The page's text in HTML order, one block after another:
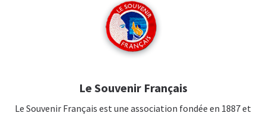
Le Souvenir Français
Le Souvenir Français est une association fondée en 1887 et